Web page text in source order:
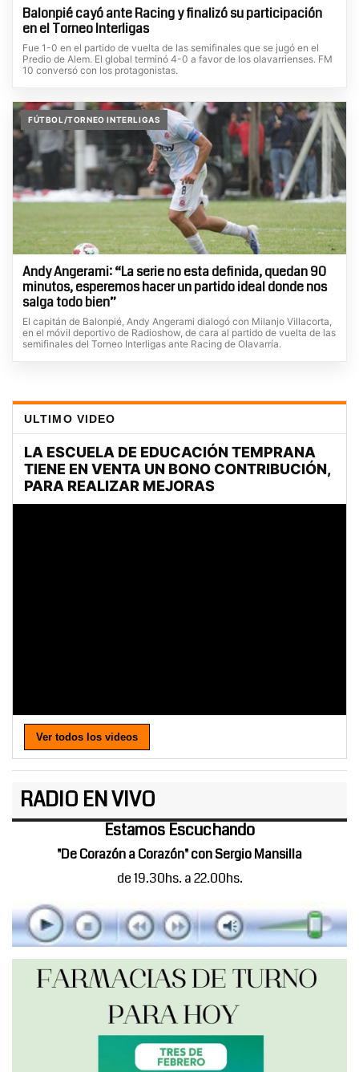
Balonpié cayó ante Racing y finalizó su participación
en el Torneo Interligas
Fue 1-0 en el partido de vuelta de las semifinales que se jugó en el
Predio de Alem. El global terminó 4-0 a favor de los olavarrienses. FM
10 conversó con los protagonistas.
FÚTBOL/TORNEO INTERLIGAS
Andy Angerami: “La serie no esta definida, quedan 90
minutos, esperemos hacer un partido ideal donde nos
salga todo bien”
El capitán de Balonpié, Andy Angerami dialogó con Milanjo Villacorta,
en el móvil deportivo de Radioshow, de cara al partido de vuelta de las
semifinales del Torneo Interligas ante Racing de Olavarría.
ULTIMO VIDEO
Ver todos los videos
RADIO EN VIVO
Estamos Escuchando
"De Corazón a Corazón" con Sergio Mansilla
de 19.30hs. a 22.00hs.